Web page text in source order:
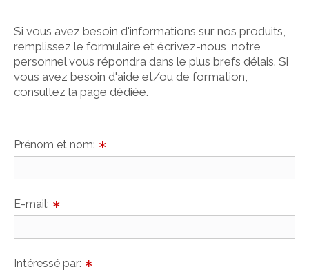
Si vous avez besoin d'informations sur nos produits,
remplissez le formulaire et écrivez-nous, notre
personnel vous répondra dans le plus brefs délais. Si
vous avez besoin d'aide et/ou de formation,
consultez la page dédiée.
Prénom et nom: ∗
E-mail: ∗
Intéressé par: ∗